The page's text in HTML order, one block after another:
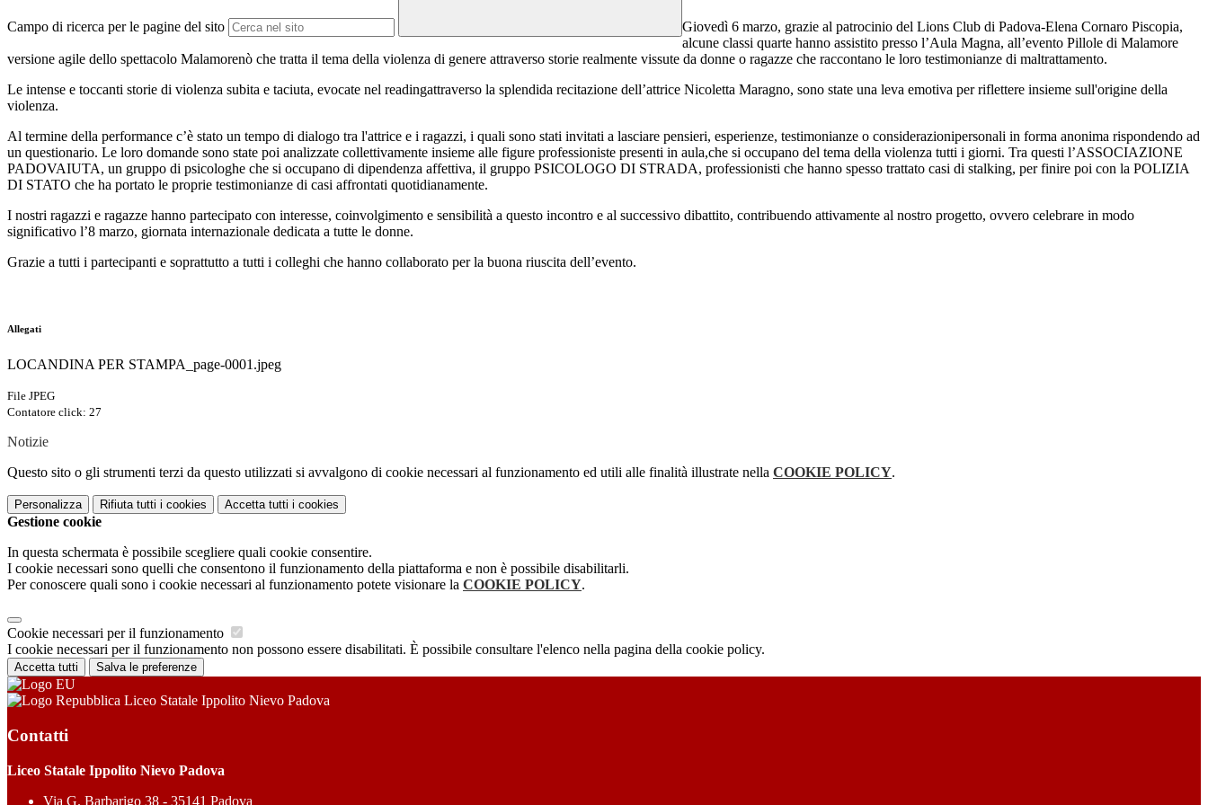
Campo di ricerca per le pagine del sito
Giovedì 6 marzo, grazie al patrocinio del Lions Club di Padova-Elena Cornaro Piscopia,
alcune classi quarte hanno assistito presso l’Aula Magna, all’evento Pillole di Malamore
versione agile dello spettacolo Malamorenò che tratta il tema della violenza di genere attraverso storie realmente vissute da donne o ragazze che raccontano le loro testimonianze di maltrattamento.
Le intense e toccanti storie di violenza subita e taciuta, evocate nel readingattraverso la splendida recitazione dell’attrice Nicoletta Maragno, sono state una leva emotiva per riflettere insieme sull'origine della
violenza.
Al termine della performance c’è stato un tempo di dialogo tra l'attrice e i ragazzi, i quali sono stati invitati a lasciare pensieri, esperienze, testimonianze o considerazionipersonali in forma anonima rispondendo ad
un questionario. Le loro domande sono state poi analizzate collettivamente insieme alle figure professioniste presenti in aula,che si occupano del tema della violenza tutti i giorni. Tra questi l’ASSOCIAZIONE
PADOVAIUTA, un gruppo di psicologhe che si occupano di dipendenza affettiva, il gruppo PSICOLOGO DI STRADA, professionisti che hanno spesso trattato casi di stalking, per finire poi con la POLIZIA
DI STATO che ha portato le proprie testimonianze di casi affrontati quotidianamente.
I nostri ragazzi e ragazze hanno partecipato con interesse, coinvolgimento e sensibilità a questo incontro e al successivo dibattito, contribuendo attivamente al nostro progetto, ovvero celebrare in modo
significativo l’8 marzo, giornata internazionale dedicata a tutte le donne.
Grazie a tutti i partecipanti e soprattutto a tutti i colleghi che hanno collaborato per la buona riuscita dell’evento.
Allegati
LOCANDINA PER STAMPA_page-0001.jpeg
File JPEG
Contatore click: 27
Notizie
Questo sito o gli strumenti terzi da questo utilizzati si avvalgono di cookie necessari al funzionamento ed utili alle finalità illustrate nella COOKIE POLICY.
Personalizza Rifiuta tutti i cookies Accetta tutti i cookies
Gestione cookie
In questa schermata è possibile scegliere quali cookie consentire.
I cookie necessari sono quelli che consentono il funzionamento della piattaforma e non è possibile disabilitarli.
Per conoscere quali sono i cookie necessari al funzionamento potete visionare la COOKIE POLICY.
Cookie necessari per il funzionamento
I cookie necessari per il funzionamento non possono essere disabilitati. È possibile consultare l'elenco nella pagina della cookie policy.
Accetta tutti Salva le preferenze
Liceo Statale Ippolito Nievo Padova
Contatti
Liceo Statale Ippolito Nievo Padova
Via G. Barbarigo 38 - 35141 Padova